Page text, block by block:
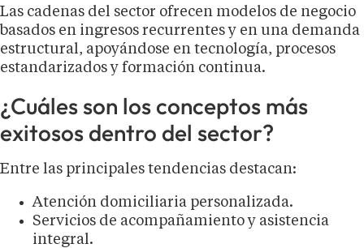
Las cadenas del sector ofrecen modelos de negocio
basados en ingresos recurrentes y en una demanda
estructural, apoyándose en tecnología, procesos
estandarizados y formación continua.
¿Cuáles son los conceptos más
exitosos dentro del sector?
Entre las principales tendencias destacan:
Atención domiciliaria personalizada.
Servicios de acompañamiento y asistencia
integral.